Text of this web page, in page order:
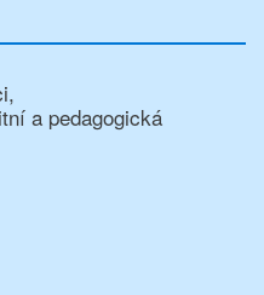
a pedagogická